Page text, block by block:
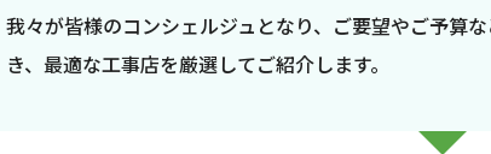
我々が皆様のコンシェルジュとなり、ご要望やご予算
き、最適な工事店を厳選してご紹介します。